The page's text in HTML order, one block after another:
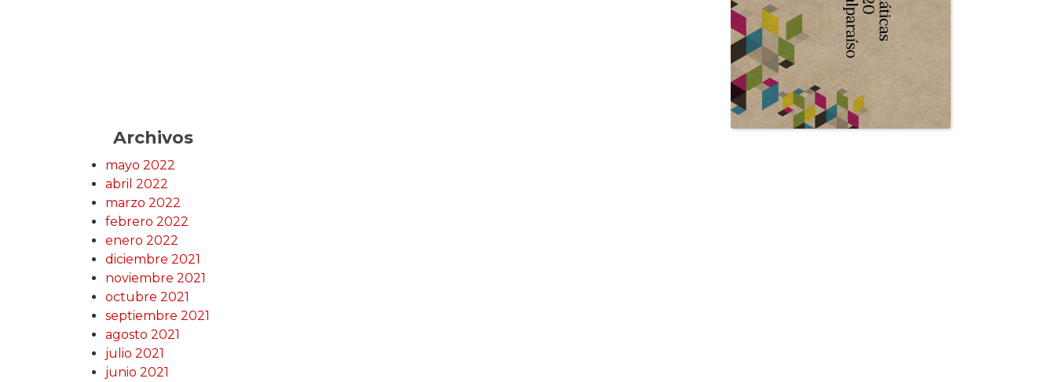
Archivos
mayo 2022
abril 2022
marzo 2022
febrero 2022
enero 2022
diciembre 2021
noviembre 2021
octubre 2021
septiembre 2021
agosto 2021
julio 2021
junio 2021